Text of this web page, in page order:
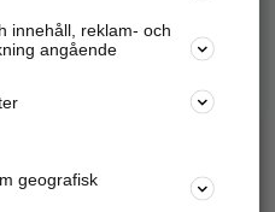
företagsinfo mm.
företaget
och annonsera mot
innehåll, reklam- och
angående
geografisk